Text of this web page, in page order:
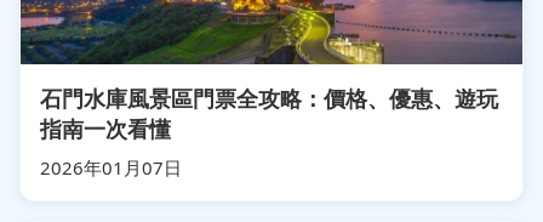
石門水庫風景區門票全攻略：價格、優惠、遊玩
指南一次看懂
2026年01月07日